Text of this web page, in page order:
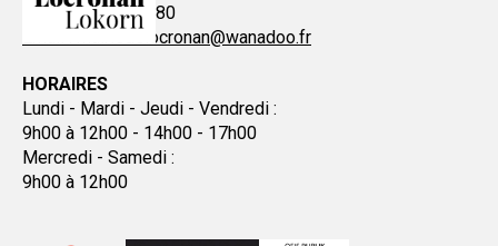
Tél : 02 98 51 80 80
Email : mairiedelocronan@wanadoo.fr
HORAIRES
Lundi - Mardi - Jeudi - Vendredi :
9h00 à 12h00 - 14h00 - 17h00
Mercredi - Samedi :
9h00 à 12h00